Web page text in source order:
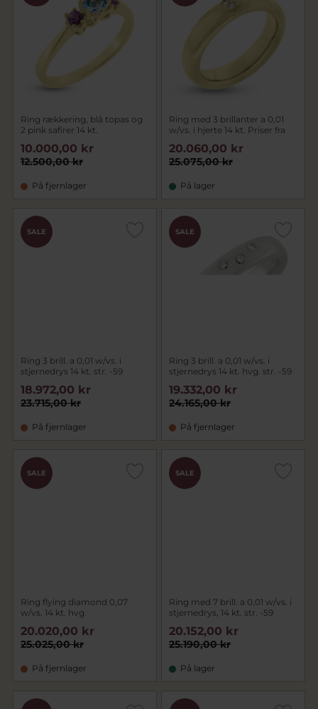
Ring rækkering, blå topas og
2 pink safirer 14 kt.
12.500,00 kr
10.000,00 kr
På fjernlager
Ring med 3 brillanter a 0,01
w/vs. i hjerte 14 kt. Priser fra
25.075,00 kr
20.060,00 kr
På lager
SALE
Ring 3 brill. a 0,01 w/vs. i
stjernedrys 14 kt. str. -59
23.715,00 kr
18.972,00 kr
På fjernlager
SALE
Ring 3 brill. a 0,01 w/vs. i
stjernedrys 14 kt. hvg. str. -59
24.165,00 kr
19.332,00 kr
På fjernlager
SALE
Ring flying diamond 0,07
w/vs. 14 kt. hvg.
25.025,00 kr
20.020,00 kr
På fjernlager
SALE
Ring med 7 brill. a 0,01 w/vs. i
stjernedrys, 14 kt. str. -59
25.190,00 kr
20.152,00 kr
På lager